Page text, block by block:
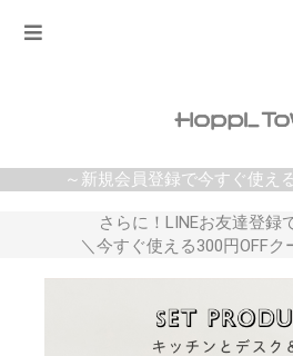
～新規会員登録で今すぐ使え
さらに！LINEお友達登録
＼今すぐ使える300円OFFク